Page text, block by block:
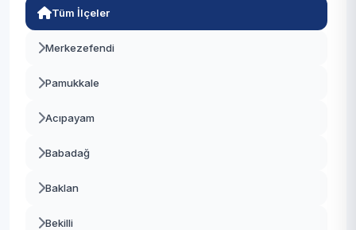
Tüm İlçeler
Merkezefendi
Pamukkale
Acıpayam
Babadağ
Baklan
Bekilli